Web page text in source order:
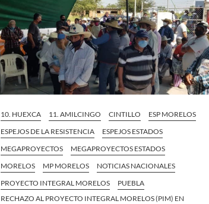
10. HUEXCA 11. AMILCINGO CINTILLO
ESP MORELOS
ESPEJOS DE LA RESISTENCIA
ESPEJOS ESTADOS
MEGAPROYECTOS
MEGAPROYECTOS ESTADOS
MORELOS
MP MORELOS
NOTICIAS NACIONALES
PROYECTO INTEGRAL MORELOS
PUEBLA
RECHAZO AL PROYECTO INTEGRAL MORELOS (PIM) EN